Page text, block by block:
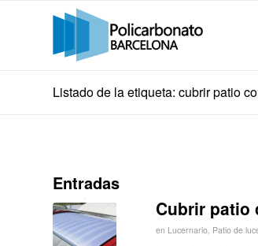
Listado de la etiqueta: cubrir patio
Entradas
Cubrir patio
en Lucernario, Patio de